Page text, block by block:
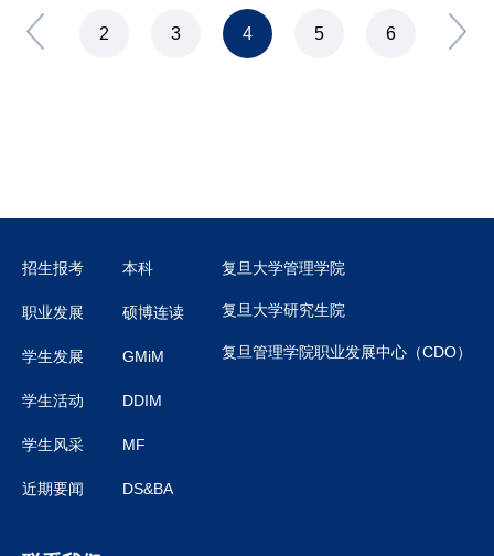
2 3 4 5 6
招生报考
职业发展
学生发展
学生活动
学生风采
近期要闻
本科
硕博连读
GMiM
DDIM
MF
DS&BA
复旦大学管理学院
复旦大学研究生院
复旦管理学院职业发展中心（CDO）